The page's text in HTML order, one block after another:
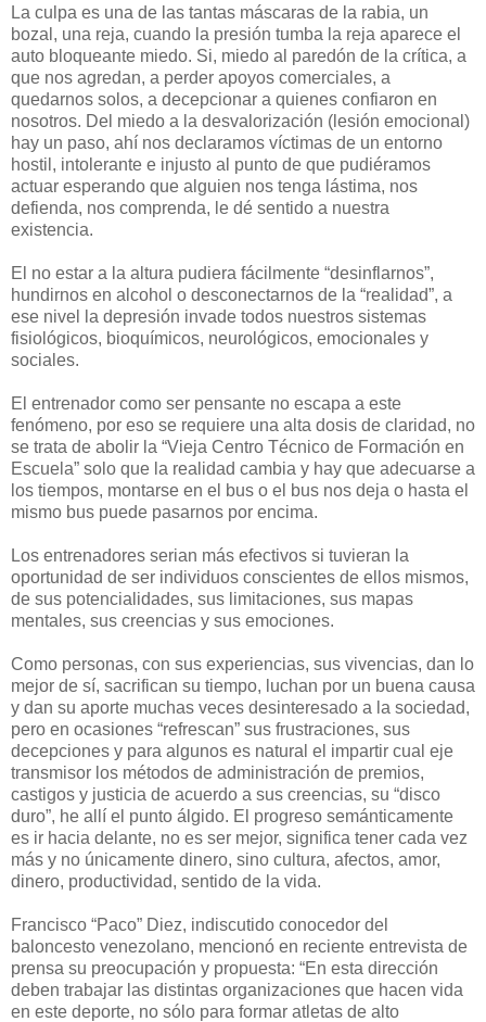
La culpa es una de las tantas máscaras de la rabia, un
bozal, una reja, cuando la presión tumba la reja aparece el
auto bloqueante miedo. Si, miedo al paredón de la crítica, a
que nos agredan, a perder apoyos comerciales, a
quedarnos solos, a decepcionar a quienes confiaron en
nosotros. Del miedo a la desvalorización (lesión emocional)
hay un paso, ahí nos declaramos víctimas de un entorno
hostil, intolerante e injusto al punto de que pudiéramos
actuar esperando que alguien nos tenga lástima, nos
defienda, nos comprenda, le dé sentido a nuestra
existencia.
El no estar a la altura pudiera fácilmente “desinflarnos”,
hundirnos en alcohol o desconectarnos de la “realidad”, a
ese nivel la depresión invade todos nuestros sistemas
fisiológicos, bioquímicos, neurológicos, emocionales y
sociales.
El entrenador como ser pensante no escapa a este
fenómeno, por eso se requiere una alta dosis de claridad, no
se trata de abolir la “Vieja Centro Técnico de Formación en
Escuela” solo que la realidad cambia y hay que adecuarse a
los tiempos, montarse en el bus o el bus nos deja o hasta el
mismo bus puede pasarnos por encima.
Los entrenadores serian más efectivos si tuvieran la
oportunidad de ser individuos conscientes de ellos mismos,
de sus potencialidades, sus limitaciones, sus mapas
mentales, sus creencias y sus emociones.
Como personas, con sus experiencias, sus vivencias, dan lo
mejor de sí, sacrifican su tiempo, luchan por un buena causa
y dan su aporte muchas veces desinteresado a la sociedad,
pero en ocasiones “refrescan” sus frustraciones, sus
decepciones y para algunos es natural el impartir cual eje
transmisor los métodos de administración de premios,
castigos y justicia de acuerdo a sus creencias, su “disco
duro”, he allí el punto álgido. El progreso semánticamente
es ir hacia delante, no es ser mejor, significa tener cada vez
más y no únicamente dinero, sino cultura, afectos, amor,
dinero, productividad, sentido de la vida.
Francisco “Paco” Diez, indiscutido conocedor del
baloncesto venezolano, mencionó en reciente entrevista de
prensa su preocupación y propuesta: “En esta dirección
deben trabajar las distintas organizaciones que hacen vida
en este deporte, no sólo para formar atletas de alto